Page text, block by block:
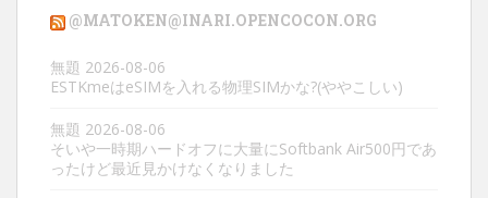
ー
@MATOKEN@INARI.OPENCOCON.ORG
無題 2026-08-06
ESTKmeはeSIMを入れる物理SIMかな?(ややこしい)
無題 2026-08-06
そいや一時期ハードオフに大量にSoftbank Air500円であ
ったけど最近見かけなくなりました